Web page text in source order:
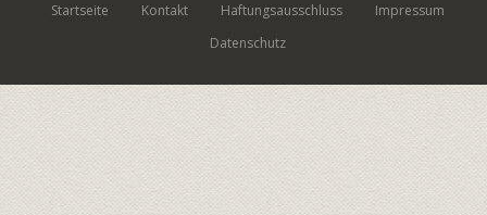
Startseite Kontakt Haftungsausschluss
Impressum
Datenschutz